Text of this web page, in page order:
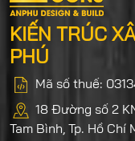
KIẾN TRÚC
PHÚ
Mã số thuế:
18 Đường số 2
Tam Bình, Tp. Hồ Chí